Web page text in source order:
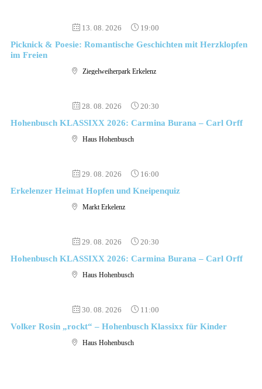
13. 08. 2026 19:00
Picknick & Poesie: Romantische Geschichten mit Herzklopfen
im Freien
Ziegelweiherpark Erkelenz
28. 08. 2026 20:30
Hohenbusch KLASSIXX 2026: Carmina Burana – Carl Orff
Haus Hohenbusch
29. 08. 2026 16:00
Erkelenzer Heimat Hopfen und Kneipenquiz
Markt Erkelenz
29. 08. 2026 20:30
Hohenbusch KLASSIXX 2026: Carmina Burana – Carl Orff
Haus Hohenbusch
30. 08. 2026 11:00
Volker Rosin „rockt“ – Hohenbusch Klassixx für Kinder
Haus Hohenbusch